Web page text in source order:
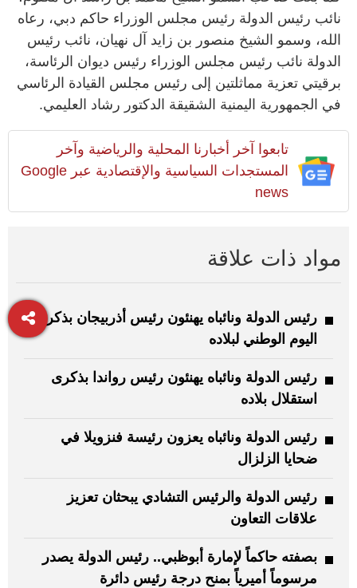
نائب رئيس الدولة رئيس مجلس الوزراء حاكم دبي، رعاه
الله، وسمو الشيخ منصور بن زايد آل نهيان، نائب رئيس
الدولة نائب رئيس مجلس الوزراء رئيس ديوان الرئاسة،
برقيتي تعزية مماثلتين إلى رئيس مجلس القيادة الرئاسي
في الجمهورية اليمنية الشقيقة الدكتور رشاد العليمي.
تابعوا آخر أخبارنا المحلية والرياضية وآخر
المستجدات السياسية والإقتصادية عبر Google
news
مواد ذات علاقة
رئيس الدولة ونائباه يهنئون رئيس أذربيجان بذكرى
اليوم الوطني لبلاده
رئيس الدولة ونائباه يهنئون رئيس رواندا بذكرى
استقلال بلاده
رئيس الدولة ونائباه يعزون رئيسة فنزويلا في
ضحايا الزلزال
رئيس الدولة والرئيس التشادي يبحثان تعزيز
علاقات التعاون
بصفته حاكماً لإمارة أبوظبي.. رئيس الدولة يصدر
مرسوماً أميرياً بمنح درجة رئيس دائرة